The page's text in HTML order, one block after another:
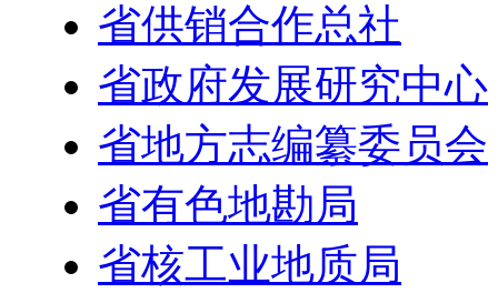
省供销合作总社
省政府发展研究中心
省地方志编纂委员会
省有色地勘局
省核工业地质局